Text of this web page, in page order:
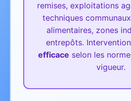
remises, exploitations
techniques
alimentaires, zones
entrepôts. Intervention
efficace selon les
vigueur.